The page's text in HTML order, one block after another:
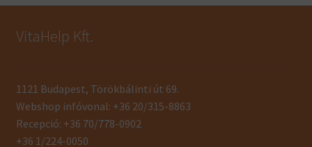
VitaHelp Kft.
1121 Budapest, Törökbálinti út 69.
Webshop infóvonal: +36 20/315-8863
Recepció: +36 70/778-0902
+36 1/224-0050